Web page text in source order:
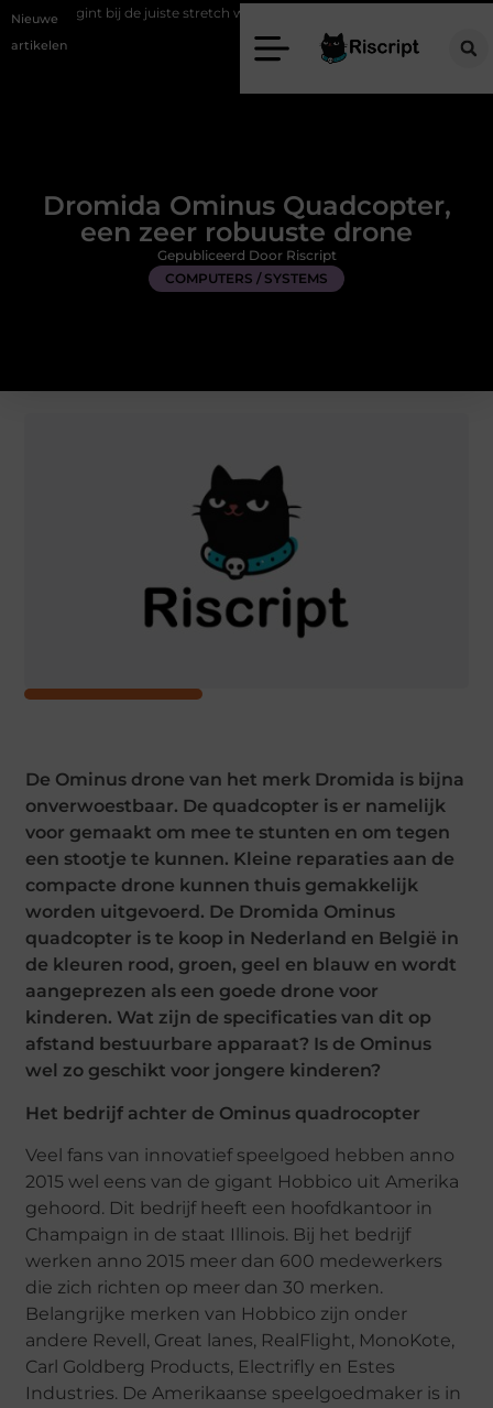
Nieuwe
artikelen
juiste stretch werkbroek Daarom maakt een persoonlijke kaart
Dromida Ominus Quadcopter,
een zeer robuuste drone
COMPUTERS / SYSTEMS
Gepubliceerd Door Riscript
De Ominus drone van het merk Dromida is bijna
onverwoestbaar. De quadcopter is er namelijk
voor gemaakt om mee te stunten en om tegen
een stootje te kunnen. Kleine reparaties aan de
compacte drone kunnen thuis gemakkelijk
worden uitgevoerd. De Dromida Ominus
quadcopter is te koop in Nederland en België in
de kleuren rood, groen, geel en blauw en wordt
aangeprezen als een goede drone voor
kinderen. Wat zijn de specificaties van dit op
afstand bestuurbare apparaat? Is de Ominus
wel zo geschikt voor jongere kinderen?
Het bedrijf achter de Ominus quadrocopter
Veel fans van innovatief speelgoed hebben anno
2015 wel eens van de gigant Hobbico uit Amerika
gehoord. Dit bedrijf heeft een hoofdkantoor in
Champaign in de staat Illinois. Bij het bedrijf
werken anno 2015 meer dan 600 medewerkers
die zich richten op meer dan 30 merken.
Belangrijke merken van Hobbico zijn onder
andere Revell, Great lanes, RealFlight, MonoKote,
Carl Goldberg Products, Electrifly en Estes
Industries. De Amerikaanse speelgoedmaker is in